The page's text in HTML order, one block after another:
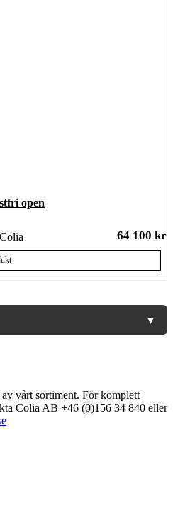
open
64 100 kr
▼
vårt sortiment. För komplett
Colia AB +46 (0)156 34 840 eller